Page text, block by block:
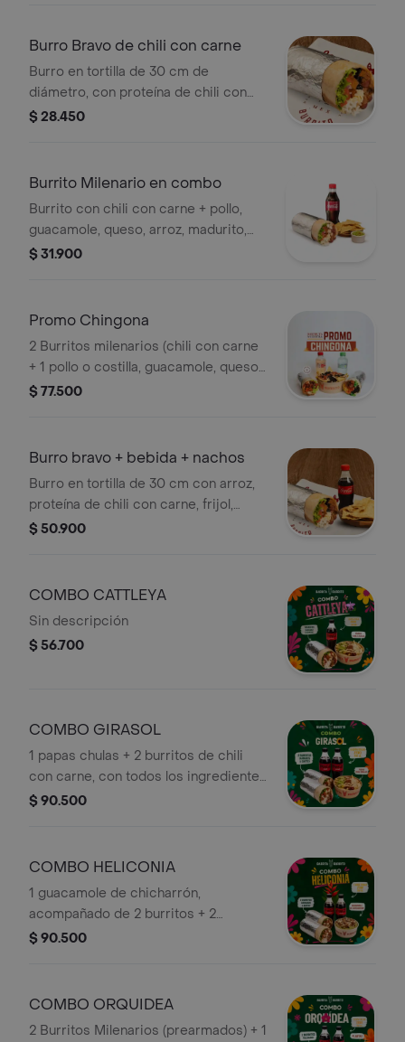
Burro Bravo de chili con carne
Burro en tortilla de 30 cm de
diámetro, con proteína de chili con
carne, arroz, fríjol negro (dulce),
$ 28.450
Burrito Milenario en combo
Burrito con chili con carne + pollo,
guacamole, queso, arroz, madurito,
pico de gallo, lechuga, y una salsa.
$ 31.900
Promo Chingona
2 Burritos milenarios (chili con carne
+ 1 pollo o costilla, guacamole, queso,
arroz, madurito, pico de gallo,
$ 77.500
Burro bravo + bebida + nachos
Burro en tortilla de 30 cm con arroz,
proteína de chili con carne, frijol,
madurito, pico de gallo, queso ,
$ 50.900
COMBO CATTLEYA
Sin descripción
$ 56.700
COMBO GIRASOL
1 papas chulas + 2 burritos de chili
con carne, con todos los ingredientes
de la barra + 2 bebidas de 250 ml
$ 90.500
COMBO HELICONIA
1 guacamole de chicharrón,
acompañado de 2 burritos + 2
bebidas
$ 90.500
COMBO ORQUIDEA
2 Burritos Milenarios (prearmados) + 1